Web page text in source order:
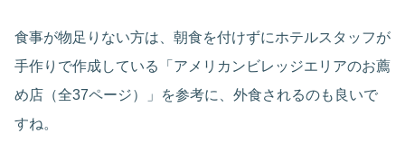
食事が物足りない方は、朝食を付けずにホテルスタッフが
手作りで作成している「アメリカンビレッジエリアのお薦
め店（全37ページ）」を参考に、外食されるのも良いで
すね。